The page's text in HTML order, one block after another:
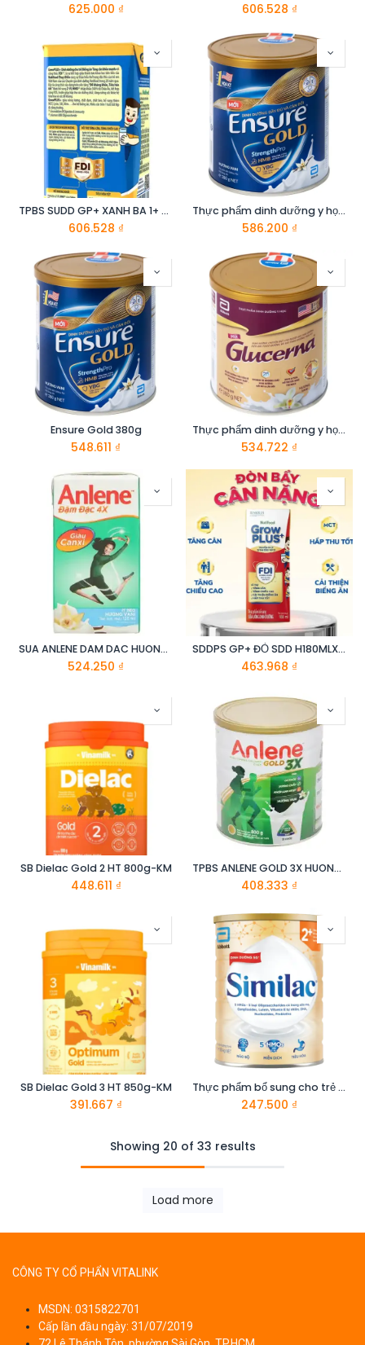
625.000 ₫ 606.528 ₫
TPBS SUDD GP+ XANH BA 1+ H180MLX48
606.528 ₫
Thực phẩm dinh dưỡng y học : Ensure Gold 380g
586.200 ₫
Ensure Gold 380g
548.611 ₫
Thực phẩm dinh dưỡng y học: Glucerna hương vani 380g
534.722 ₫
SUA ANLENE DAM DAC HUONG VANI 4x125ML
524.250 ₫
SDDPS GP+ ĐỎ SDD H180MLX48
463.968 ₫
SB Dielac Gold 2 HT 800g-KM
448.611 ₫
TPBS ANLENE GOLD 3X HUONG VANI 800G
408.333 ₫
SB Dielac Gold 3 HT 850g-KM
391.667 ₫
Thực phẩm bổ sung cho trẻ từ 2 tuổi trở lên Similac 2+ 1.6 KG
247.500 ₫
Showing 20 of 33 results
Load more
CÔNG TY CỔ PHẨN VITALINK
MSDN: 0315822701
Cấp lần đầu ngày: 31/07/2019